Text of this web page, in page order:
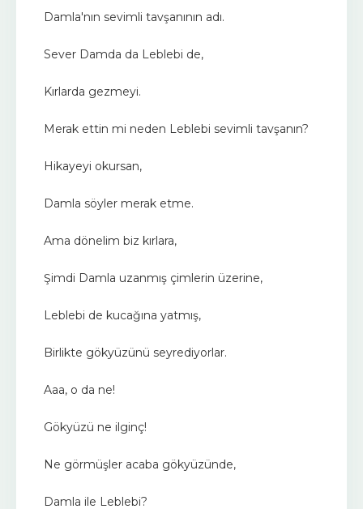
Damla'nın sevimli tavşanının adı.
Sever Damda da Leblebi de,
Kırlarda gezmeyi.
Merak ettin mi neden Leblebi sevimli tavşanın?
Hikayeyi okursan,
Damla söyler merak etme.
Ama dönelim biz kırlara,
Şimdi Damla uzanmış çimlerin üzerine,
Leblebi de kucağına yatmış,
Birlikte gökyüzünü seyrediyorlar.
Aaa, o da ne!
Gökyüzü ne ilginç!
Ne görmüşler acaba gökyüzünde,
Damla ile Leblebi?